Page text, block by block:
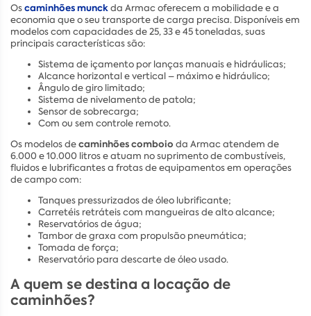
Oscaminhões munckda Armac oferecem a mobilidade e a
economia que o seu transporte de carga precisa. Disponíveis em
modelos com capacidades de 25, 33 e 45 toneladas, suas
principais características são:
Sistema de içamento por lanças manuais e hidráulicas;
Alcance horizontal e vertical – máximo e hidráulico;
Ângulo de giro limitado;
Sistema de nivelamento de patola;
Sensor de sobrecarga;
Com ou sem controle remoto.
Os modelos decaminhões comboio da Armac atendem de
6.000 e 10.000 litros e atuam no suprimento de combustíveis,
fluidos e lubrificantes a frotas de equipamentos em operações
de campo com:
Tanques pressurizados de óleo lubrificante;
Carretéis retráteis com mangueiras de alto alcance;
Reservatórios de água;
Tambor de graxa com propulsão pneumática;
Tomada de força;
Reservatório para descarte de óleo usado.
A quem se destina a locação de
caminhões?